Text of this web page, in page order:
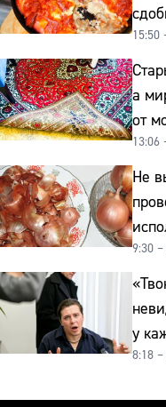
15:50
а
от
13:06
Не
и
9:30 –
у
8:18 –